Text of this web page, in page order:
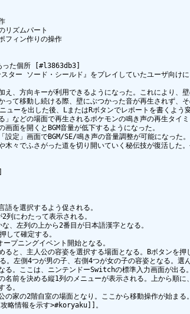
リズムパート
フィン作りの操作
った個所 [#l3863db3]
ター ソード・シールド』をプレイしていたユーザ向けに
え、方向キーが利用できるようになった。これにより、
って移動し続ける際、壁にぶつかった音が再生されず、
ューを出した後、LまたはRボタンでレポートを書くよう
」などの場面で再生されるポケモンの鳴き声の再生タイミ
面を開くとBGM音量が低下するようになった。
定」画面でBGM/SE/鳴き声の音量調整が可能になった。
木々でふさがった道を切り開いていく秘伝技が復活した
を選択するよう促される。
列にわたって表示される。
、左列の上から2番目が日本語漢字となる。
して確定する。
プニングイベント開始となる。
ると、主人公の容姿を選択する場面となる。Bボタンを
。左側4つが男の子、右側4つが女の子の容姿となる。
る。ここは、ニンテンドーSwitchの標準入力画面が出る
名前を決める縦1列のメニューが表示される。上から順
。
家の2階自室の場面となり。ここから移動操作が始まる。
略情報を示す>#koryaku]]。